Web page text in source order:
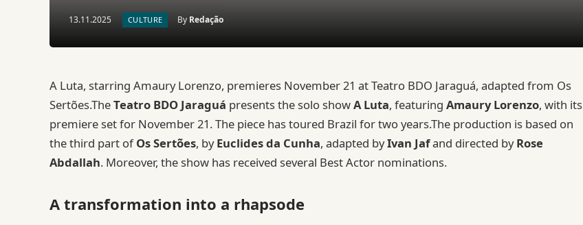
13.11.2025 CULTURE By Redação
A Luta, starring Amaury Lorenzo, premieres November 21 at Teatro BDO Jaraguá, adapted from Os
Sertões.TheTeatro BDO Jaraguá presents the solo showA Luta, featuring Amaury Lorenzo, with its
premiere set for November 21. The piece has toured Brazil for two years.The production is based on
the third part ofOs Sertões, byEuclides da Cunha, adapted byIvan Jafand directed byRose
Abdallah. Moreover, the show has received several Best Actor nominations.
A transformation into a rhapsode